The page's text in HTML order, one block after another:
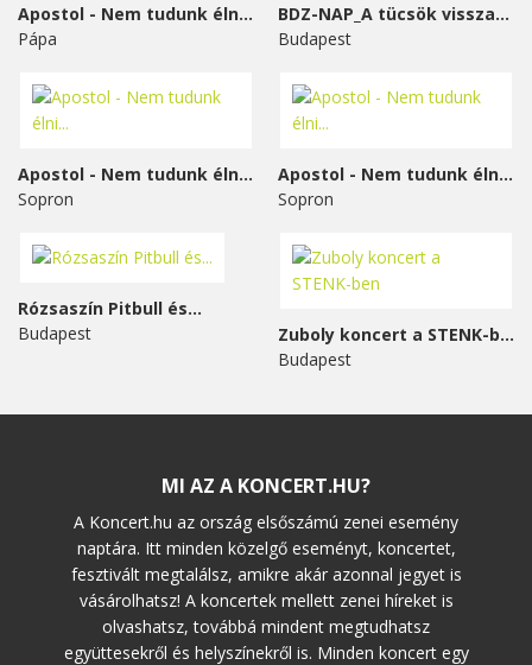
Apostol - Nem tudunk élni...
Pápa
BDZ-NAP_A tücsök visszavág
Budapest
Apostol - Nem tudunk élni...
Sopron
Apostol - Nem tudunk élni...
Sopron
Rózsaszín Pitbull és...
Budapest
Zuboly koncert a STENK-ben
Budapest
MI AZ A KONCERT.HU?
A Koncert.hu az ország elsőszámú zenei esemény
naptára. Itt minden közelgő eseményt, koncertet,
fesztivált megtalálsz, amikre akár azonnal jegyet is
vásárolhatsz! A koncertek mellett zenei híreket is
olvashatsz, továbbá mindent megtudhatsz
együttesekről és helyszínekről is. Minden koncert egy